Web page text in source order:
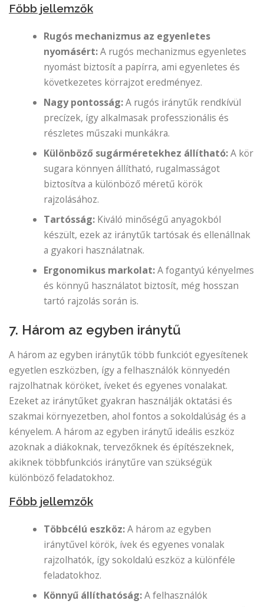
Főbb jellemzők
Rugós mechanizmus az egyenletes
nyomásért:A rugós mechanizmus egyenletes
nyomást biztosít a papírra, ami egyenletes és
következetes körrajzot eredményez.
Nagy pontosság:A rugós iránytűk rendkívül
precízek, így alkalmasak professzionális és
részletes műszaki munkákra.
Különböző sugárméretekhez állítható:A kör
sugara könnyen állítható, rugalmasságot
biztosítva a különböző méretű körök
rajzolásához.
Tartósság: Kiváló minőségű anyagokból
készült, ezek az iránytűk tartósak és ellenállnak
a gyakori használatnak.
Ergonomikus markolat:A fogantyú kényelmes
és könnyű használatot biztosít, még hosszan
tartó rajzolás során is.
7. Három az egyben iránytű
A három az egyben iránytűk több funkciót egyesítenek
egyetlen eszközben, így a felhasználók könnyedén
rajzolhatnak köröket, íveket és egyenes vonalakat.
Ezeket az iránytűket gyakran használják oktatási és
szakmai környezetben, ahol fontos a sokoldalúság és a
kényelem. A három az egyben iránytű ideális eszköz
azoknak a diákoknak, tervezőknek és építészeknek,
akiknek többfunkciós iránytűre van szükségük
különböző feladatokhoz.
Főbb jellemzők
Többcélú eszköz:A három az egyben
iránytűvel körök, ívek és egyenes vonalak
rajzolhatók, így sokoldalú eszköz a különféle
feladatokhoz.
Könnyű állíthatóság:A felhasználók